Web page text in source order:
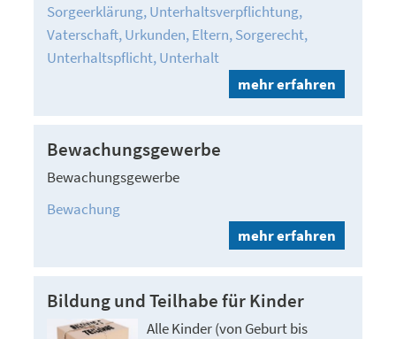
Sorgeerklärung Unterhaltsverpflichtung
Vaterschaft Urkunden Eltern Sorgerecht
Unterhaltspflicht Unterhalt
mehr erfahren
Bewachungsgewerbe
Bewachungsgewerbe
Bewachung
mehr erfahren
Bildung und Teilhabe für Kinder
Alle Kinder (von Geburt bis